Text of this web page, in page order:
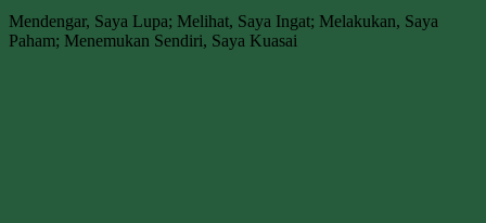
Mendengar, Saya Lupa; Melihat, Saya Ingat; Melakukan, Saya
Paham; Menemukan Sendiri, Saya Kuasai